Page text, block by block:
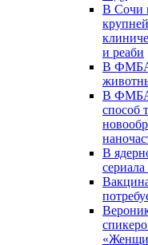
В Сочи
и реаби
В ФМБА
В ФМБА
способ
В